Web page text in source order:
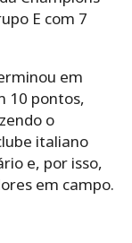
E com 7
em
10 pontos,
o
italiano
e, por isso,
em campo.